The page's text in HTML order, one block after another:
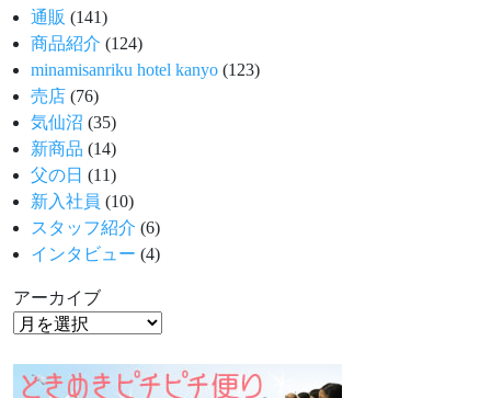
通販 (141)
商品紹介 (124)
minamisanriku hotel kanyo (123)
売店 (76)
気仙沼 (35)
新商品 (14)
父の日 (11)
新入社員 (10)
スタッフ紹介 (6)
インタビュー (4)
アーカイブ